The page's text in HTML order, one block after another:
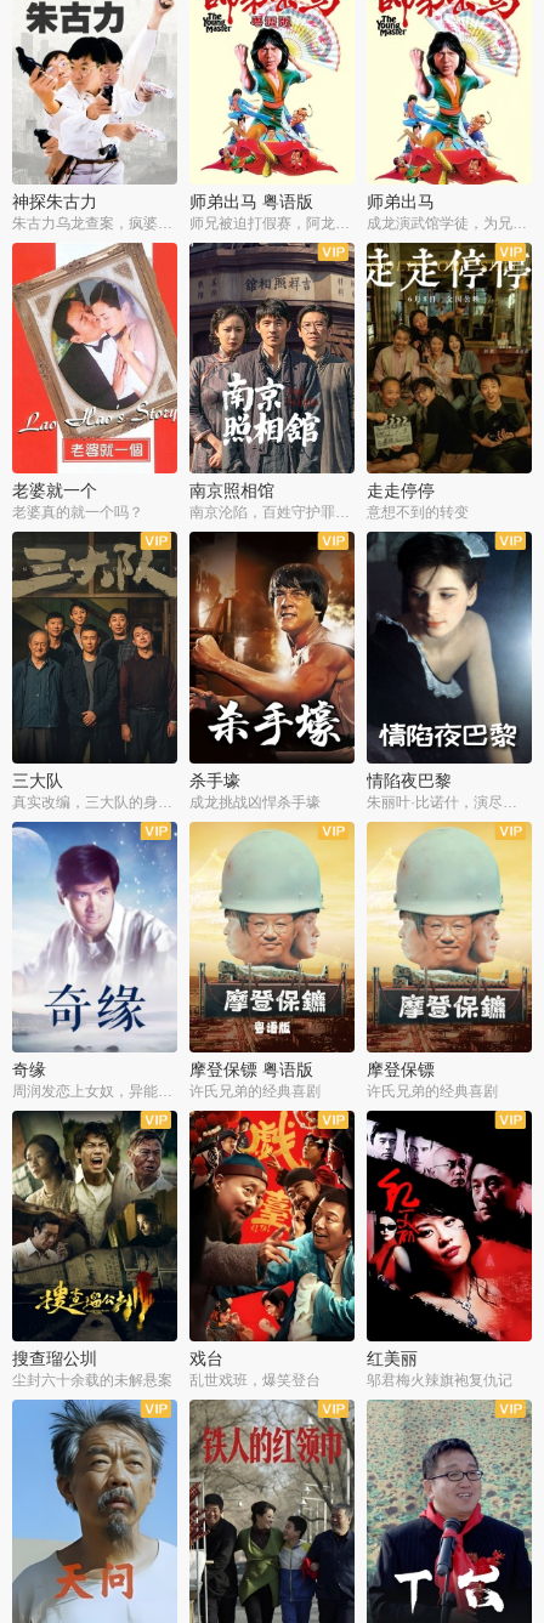
神探朱古力
朱古力乌龙查案，疯婆子神助攻
师弟出马 粤语版
师兄被迫打假赛，阿龙追查斗黑帮
师弟出马
成龙演武馆学徒，为兄搏命战黑道
老婆就一个
老婆真的就一个吗？
南京照相馆
南京沦陷，百姓守护罪证底片
走走停停
意想不到的转变
三大队 杀手壕
成龙挑战凶悍杀手壕
情陷夜巴黎
奇缘
周润发恋上女奴，异能护体战邪派
摩登保镖 粤语版
许氏兄弟的经典喜剧
摩登保镖
许氏兄弟的经典喜剧
搜查瑠公圳
尘封六十余载的未解悬案
戏台
乱世戏班，爆笑登台
红美丽
邬君梅火辣旗袍复仇记